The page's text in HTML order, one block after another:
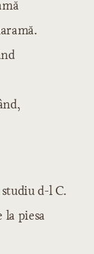
d-l C.
la piesa